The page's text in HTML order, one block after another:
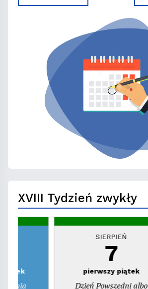
XVIII Tydzień zwykły
SIERPIEŃ
7
pierwszy piątek
Dzień Powszedni albo